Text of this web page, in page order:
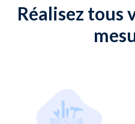
Réalisez tous